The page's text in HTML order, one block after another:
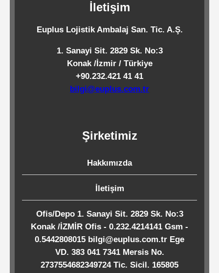
Ürünleri
Temizlik
Kimyasalları
Endüstriyel
Temizlik
Köpük
Kaseler
Tabaklar
İletişim
Euplus Lojistik Ambalaj San. Tic. A.Ş.
1. Sanayi Sit. 2829 Sk. No:3
Konak /İzmir / Türkiye
+90.232.421 41 41
bilgi@euplus.com.tr
Şirketimiz
Hakkımızda
İletişim
Ofis/Depo 1. Sanayi Sit. 2829 Sk. No:3
Konak /İZMİR Ofis - 0.232.4214141 Gsm -
0.5442808015 bilgi@euplus.com.tr Ege
VD. 383 041 7341 Mersis No.
2737554682349724 Tic. Sicil. 165805